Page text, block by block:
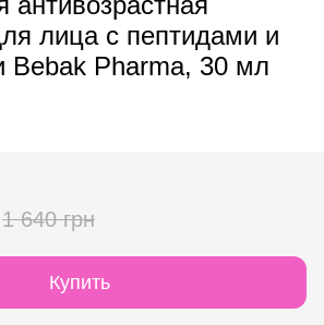
лица с пептидами и
Bebak Pharma, 30 мл
1 640 грн
Купить